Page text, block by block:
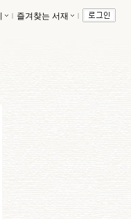
ｌ 즐겨찾는 서재 ｌ